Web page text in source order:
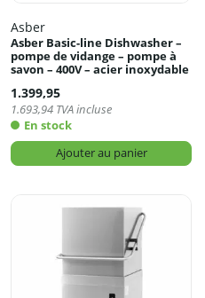
Asber
Asber Basic-line Dishwasher –
pompe de vidange – pompe à
savon – 400V – acier inoxydable
1.399,95
1.693,94 TVA incluse
En stock
Ajouter au panier